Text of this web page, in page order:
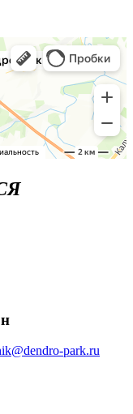
park.ru